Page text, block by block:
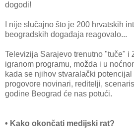
dogodi!
I nije slučajno što je 200 hrvatskih
beogradskih događaja reagovalo...
Televizija Sarajevo trenutno "tuče" i
igranom programu, možda i u
kada se njihov stvaralački
progovore novinari, reditelji,
godine Beograd će nas potući.
• Kako okončati medijski rat?